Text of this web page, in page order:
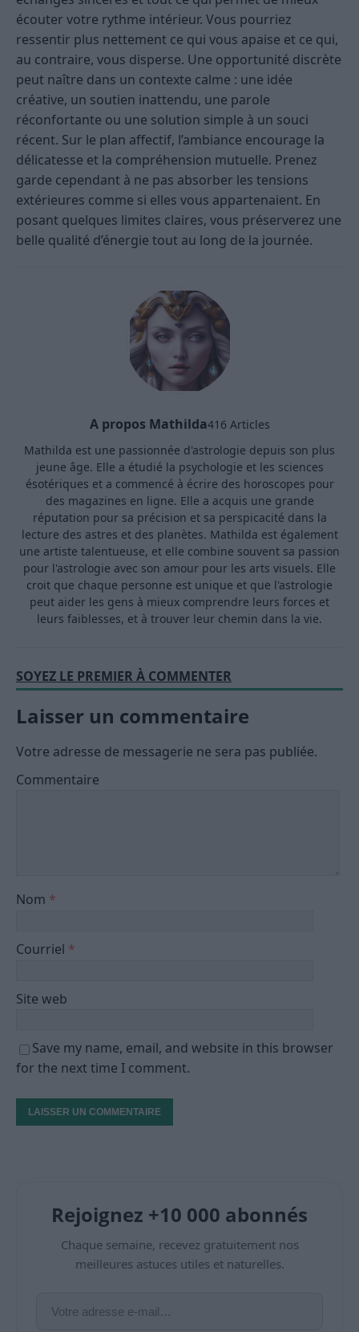
écouter votre rythme intérieur. Vous pourriez
ressentir plus nettement ce qui vous apaise et ce qui,
au contraire, vous disperse. Une opportunité discrète
peut naître dans un contexte calme : une idée
créative, un soutien inattendu, une parole
réconfortante ou une solution simple à un souci
récent. Sur le plan affectif, l’ambiance encourage la
délicatesse et la compréhension mutuelle. Prenez
garde cependant à ne pas absorber les tensions
extérieures comme si elles vous appartenaient. En
posant quelques limites claires, vous préserverez une
belle qualité d’énergie tout au long de la journée.
A propos Mathilda416 Articles
Mathilda est une passionnée d'astrologie depuis son plus
jeune âge. Elle a étudié la psychologie et les sciences
ésotériques et a commencé à écrire des horoscopes pour
des magazines en ligne. Elle a acquis une grande
réputation pour sa précision et sa perspicacité dans la
lecture des astres et des planètes. Mathilda est également
une artiste talentueuse, et elle combine souvent sa passion
pour l'astrologie avec son amour pour les arts visuels. Elle
croit que chaque personne est unique et que l'astrologie
peut aider les gens à mieux comprendre leurs forces et
leurs faiblesses, et à trouver leur chemin dans la vie.
SOYEZ LE PREMIER À COMMENTER
Laisser un commentaire
Votre adresse de messagerie ne sera pas publiée.
Commentaire
Nom *
Courriel *
Site web
Save my name, email, and website in this browser
for the next time I comment.
Rejoignez +10 000 abonnés
Chaque semaine, recevez gratuitement nos
meilleures astuces utiles et naturelles.